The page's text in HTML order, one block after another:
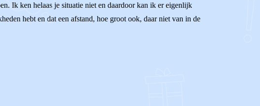
Ik ken helaas je situatie niet en daardoor kan ik er eigenlijk
hebt en dat een afstand, hoe groot ook, daar niet van in de